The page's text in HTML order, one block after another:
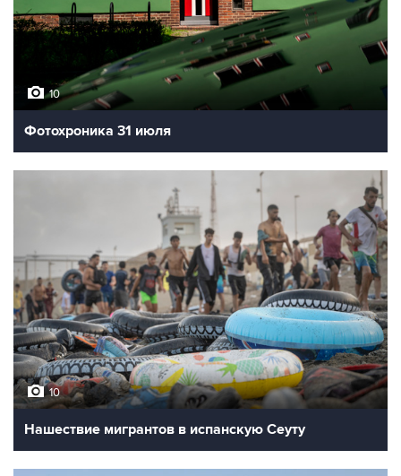
10
Фотохроника 31 июля
10
Нашествие мигрантов в испанскую Сеуту